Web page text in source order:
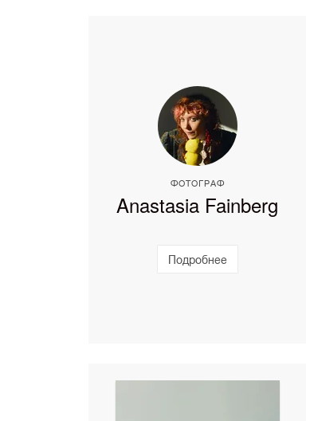
ФОТОГРАФ
Anastasia Fainberg
Подробнее